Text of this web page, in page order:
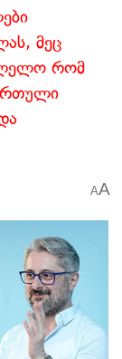
მეც
ლელო რომ
AA